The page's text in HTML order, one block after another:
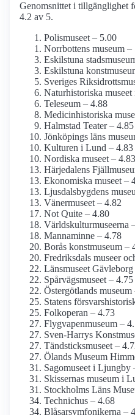
Genomsnittet i tillgänglighet
4.2 av 5.
Polismuseet – 5.00
Norrbottens museum –
Eskilstuna
Eskilstuna
Sveriges
Naturhistoriska
Teleseum – 4.88
Medicinhistoriska
Halmstad Teater – 4.85
Jönköpings läns
Kulturen i Lund – 4.83
Nordiska museet – 4.83
Härjedalens
Ekonomiska museet –
Ljusdals­bygdens
Vänermuseet – 4.82
Not Quite – 4.80
Världskultur­museerna
Mannaminne – 4.78
Borås konstmuseum –
Fredriksdals museer
Länsmuseet
Spårvägsmuseet – 4.75
Östergötlands museum
Statens
Folkoperan – 4.73
Flygvapen­museum –
Sven-Harrys
Tändsticks­museet –
Ölands Museum
Sagomuseet i Ljungby
Skissernas museum i
Stockholms Läns
Technichus – 4.68
Blåsar­symfonikerna –